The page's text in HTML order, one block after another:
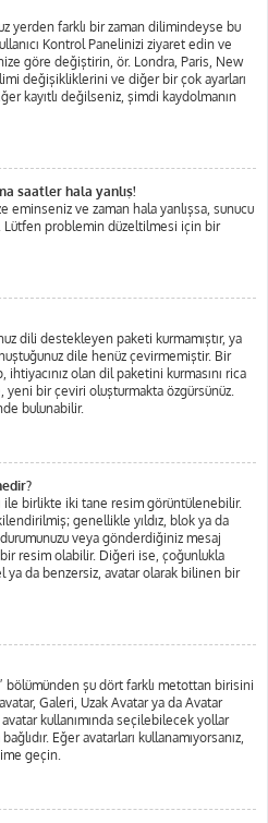
yerden farklı bir zaman dilimindeyse bu
Kontrol Panelinizi ziyaret edin ve
göre değiştirin, ör. Londra, Paris, New
değişikliklerini ve diğer bir çok ayarları
kayıtlı değilseniz, şimdi kaydolmanın
saatler hala yanlış!
ve zaman hala yanlışsa, sunucu
Lütfen problemin düzeltilmesi için bir
dili destekleyen paketi kurmamıştır, ya
dile henüz çevirmemiştir. Bir
olan dil paketini kurmasını rica
bir çeviri oluşturmakta özgürsünüz.
bulunabilir.
ile birlikte iki tane resim görüntülenebilir.
genellikle yıldız, blok ya da
veya gönderdiğiniz mesaj
resim olabilir. Diğeri ise, çoğunlukla
ya da benzersiz, avatar olarak bilinen bir
bölümünden şu dört farklı metottan birisini
Galeri, Uzak Avatar ya da Avatar
kullanımında seçilebilecek yollar
Eğer avatarları kullanamıyorsanız,
geçin.